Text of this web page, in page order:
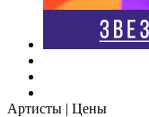
Артисты | Цены